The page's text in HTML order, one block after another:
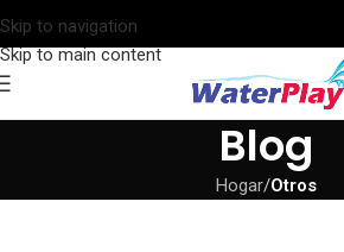
Skip to navigation
Skip to main content
Blog
Hogar/Otros